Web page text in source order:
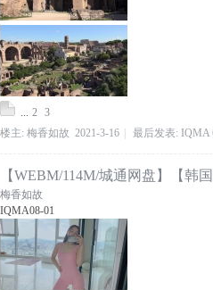
... 2 3
楼主: 梅香如故 2021-3-16 最后发表: IQMA
【WEBM/114M/城通网盘】【韩
梅香如故
IQMA08-01